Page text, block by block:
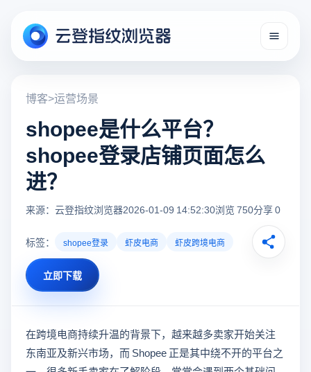
博客>运营场景
shopee是什么平台？
shopee登录店铺页面怎么
进？
来源：云登指纹浏览器2026-01-09 14:52:30浏览 750分享 0
标签： shopee登录 虾皮电商 虾皮跨境电商
立即下载
在跨境电商持续升温的背景下，越来越多卖家开始关注
东南亚及新兴市场，而 Shopee 正是其中绕不开的平台之